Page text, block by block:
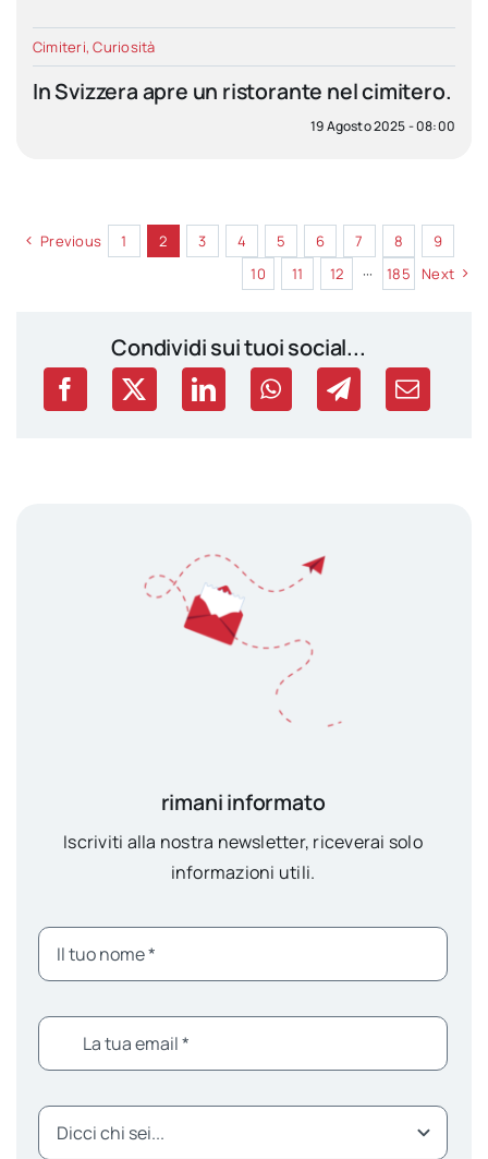
Cimiteri,Curiosità
In Svizzera apre un ristorante nel cimitero.
19 Agosto 2025 - 08:00
Previous 1 2 3 4 5 6 7 8
9
10
11 12 ··· 185 Next
Condividi sui tuoi social...
rimani informato
Iscriviti alla nostra newsletter, riceverai solo
informazioni utili.